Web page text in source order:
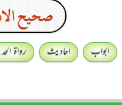
صحيح
ابواب احادیث رواۃ